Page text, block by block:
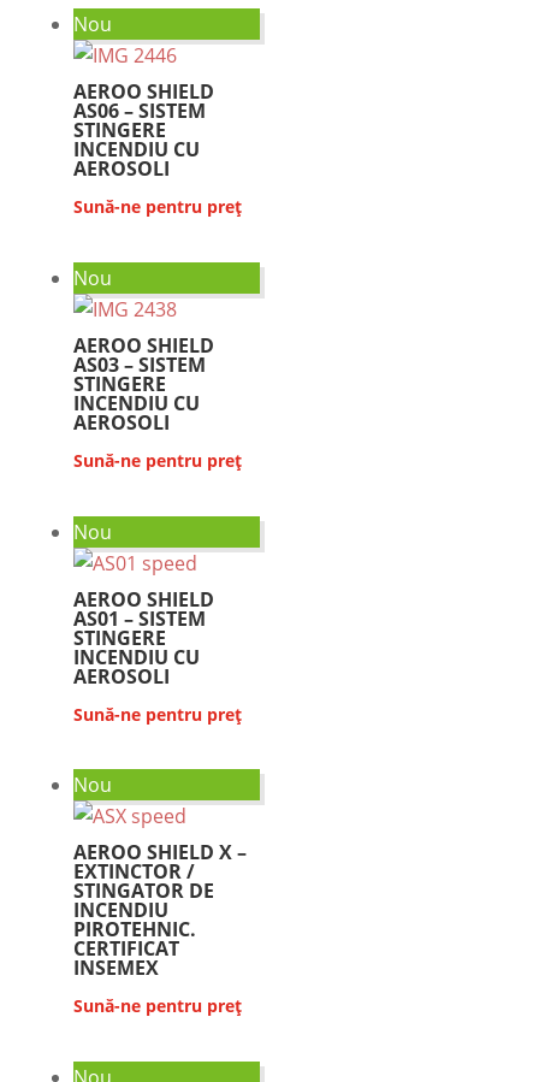
Nou
AEROO SHIELD
AS06 – SISTEM
STINGERE
INCENDIU CU
AEROSOLI
Sună-ne pentru preț
Nou
AEROO SHIELD
AS03 – SISTEM
STINGERE
INCENDIU CU
AEROSOLI
Sună-ne pentru preț
Nou
AEROO SHIELD
AS01 – SISTEM
STINGERE
INCENDIU CU
AEROSOLI
Sună-ne pentru preț
Nou
AEROO SHIELD X –
EXTINCTOR /
STINGATOR DE
INCENDIU
PIROTEHNIC.
CERTIFICAT
INSEMEX
Sună-ne pentru preț
Nou